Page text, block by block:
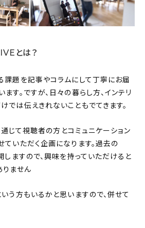
とは？
課題を記事やコラムにして丁寧にお届
す。ですが、日々の暮らし方、インテリ
では伝えきれないこともでてきます。
通じて視聴者の方とコミュニケーション
ていただく企画になります。過去の
ますので、興味を持っていただけると
ません
う方もいるかと思いますので、併せて